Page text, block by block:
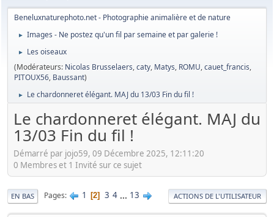
Beneluxnaturephoto.net - Photographie animalière et de nature
► Images - Ne postez qu'un fil par semaine et par galerie !
►
Les oiseaux
(Modérateurs: Nicolas Brusselaers,caty, Matys, ROMU,cauet_francis,
PITOUX56, Baussant)
► Le chardonneret élégant. MAJ du 13/03 Fin du fil !
Le chardonneret élégant. MAJ du
13/03 Fin du fil !
Démarré par jojo59, 09 Décembre 2025, 12:11:20
0 Membres et 1 Invité sur ce sujet
EN BAS Pages 1 2 3 4 ... 13 ACTIONS DE L'UTILISATEUR